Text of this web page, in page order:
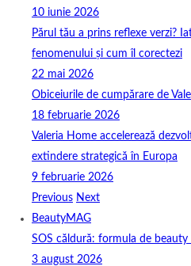
10 iunie 2026
Părul tău a prins reflexe verzi?
fenomenului și cum îl corectezi
22 mai 2026
Obiceiurile de cumpărare de
18 februarie 2026
Valeria Home accelerează
extindere strategică în Europa
9 februarie 2026
Previous Next
BeautyMAG
SOS căldură: formula de
3 august 2026